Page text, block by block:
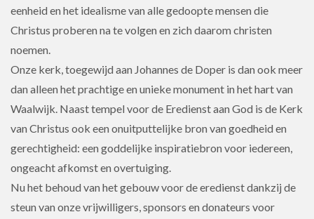
eenheid en het idealisme van alle gedoopte mensen die
Christus proberen na te volgen en zich daarom christen
noemen.
Onze kerk, toegewijd aan Johannes de Doper is dan ook meer
dan alleen het prachtige en unieke monument in het hart van
Waalwijk. Naast tempel voor de Eredienst aan God is de Kerk
van Christus ook een onuitputtelijke bron van goedheid en
gerechtigheid: een goddelijke inspiratiebron voor iedereen,
ongeacht afkomst en overtuiging.
Nu het behoud van het gebouw voor de eredienst dankzij de
steun van onze vrijwilligers, sponsors en donateurs voor